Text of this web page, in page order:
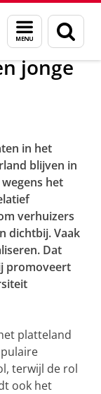
Menu
en
zoeken
jonge
in het
blijven in
het
verhuizers
dichtbij. Vaak
Dat
promoveert
platteland
terwijl de rol
ook het